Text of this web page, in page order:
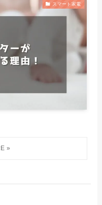
スマート家電